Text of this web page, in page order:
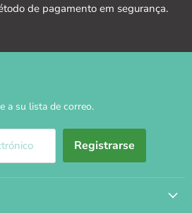
de pagamento em segurança.
a su lista de correo.
Registrarse